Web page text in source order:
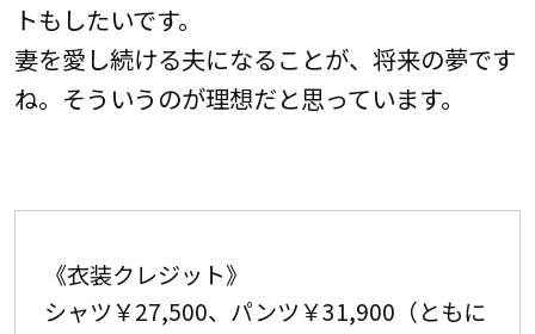
トもしたいです。
妻を愛し続ける夫になることが、将来の夢です
ね。そういうのが理想だと思っています。
《衣装クレジット》
シャツ￥27,500、パンツ￥31,900（ともに